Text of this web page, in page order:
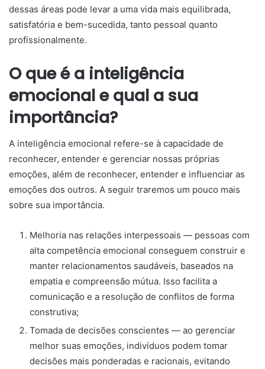
dessas áreas pode levar a uma vida mais equilibrada,
satisfatória e bem-sucedida, tanto pessoal quanto
profissionalmente.
O que é a inteligência
emocional e qual a sua
importância?
A inteligência emocional refere-se à capacidade de
reconhecer, entender e gerenciar nossas próprias
emoções, além de reconhecer, entender e influenciar as
emoções dos outros. A seguir traremos um pouco mais
sobre sua importância.
Melhoria nas relações interpessoais — pessoas com
alta competência emocional conseguem construir e
manter relacionamentos saudáveis, baseados na
empatia e compreensão mútua. Isso facilita a
comunicação e a resolução de conflitos de forma
construtiva;
Tomada de decisões conscientes — ao gerenciar
melhor suas emoções, indivíduos podem tomar
decisões mais ponderadas e racionais, evitando